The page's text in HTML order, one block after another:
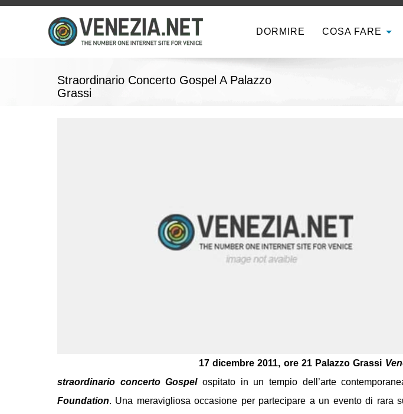
DORMIRE COSA FARE
Straordinario Concerto Gospel A Palazzo
Grassi
17 dicembre 2011, ore 21 Palazzo Grassi
straordinario concerto Gospelospitato in un tempio dell’arte
Foundation. Una meravigliosa occasione per partecipare a un evento di rara